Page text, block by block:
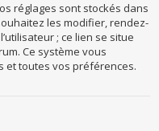
réglages sont stockés dans
les modifier, rendez-
; ce lien se situe
Ce système vous
et toutes vos préférences.